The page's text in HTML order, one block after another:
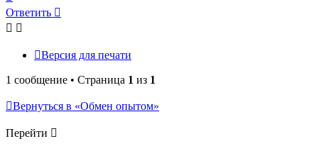
к
началу
Ответить
Версия для печати
1 сообщение • Страница 1 из 1
Вернуться в «Обмен опытом»
Перейти